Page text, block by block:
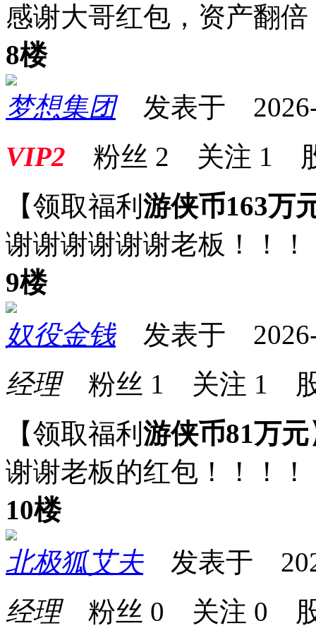
感谢大哥红包，资产翻倍
8楼
梦想集团发表于 2026-
VIP2 粉丝 2 关注 1
【领取福利 游侠币163万
谢谢谢谢谢谢老板！！！
9楼
奴役金钱发表于 2026-
经理粉丝 1 关注 1
【领取福利 游侠币81万元
谢谢老板的红包！！！！
10楼
北极狐艾夫发表于
经理粉丝 0 关注 0